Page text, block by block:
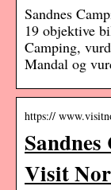
Sandnes
19 objektive
Camping,
Mandal og
https://
Visit